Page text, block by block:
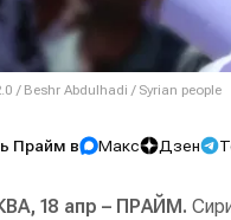
/ Beshr Abdulhadi / Syrian people
Прайм в Макс Дзен
18 апр – ПРАЙМ.